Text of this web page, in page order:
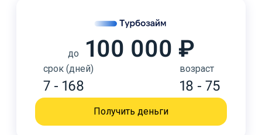
до 100 000 ₽
срок (дней)
7 - 168
возраст
18 - 75
Получить деньги